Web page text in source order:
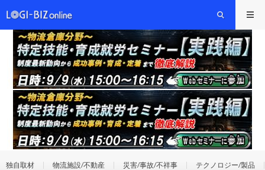
独自取材 物流施設/不動産 災害/事故/不祥事 テクノロジー/製品